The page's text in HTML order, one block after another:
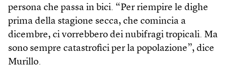
persona che passa in bici. “Per riempire le dighe
prima della stagione secca, che comincia a
dicembre, ci vorrebbero dei nubifragi tropicali. Ma
sono sempre catastrofici per la popolazione”, dice
Murillo.